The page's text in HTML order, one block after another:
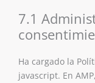
7.1
Ha cargado la
javascript. En